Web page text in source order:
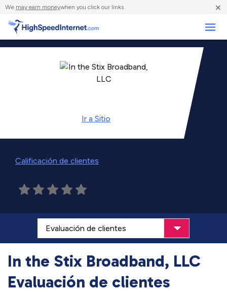
We may earn moneywhen you click our links. ×
Ir a Sitio
Calificación de clientes
In the Stix Broadband, LLC
Evaluación de clientes